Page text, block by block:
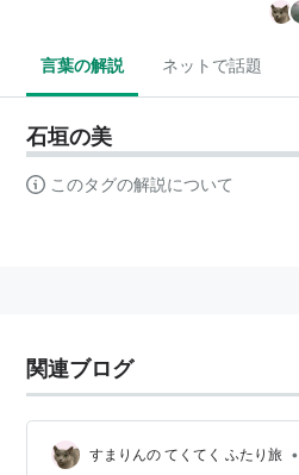
言葉の解説 ネットで話題
石垣の美
このタグの解説について
関連ブログ
すまりんの てくてく ふたり旅 •